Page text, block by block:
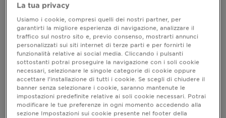
Capelli biondi: tonalità
Il mondo del biondo è incredibilmente vasto e offre
una gamma di tonalità che possono adattarsi a
qualsiasi tipo di carnagione e personalità. Tra le
tonalità più classiche troviamo il biondo
chiarissimo, una scelta audace e luminosa con
riflessi quasi bianchi che si adatta perfettamente a
chi ha un sottotono di pelle freddo e vuole un look
La tua privacy
Usiamo i cookie, compresi quelli dei nostri partner, per
garantirti la migliore esperienza di navigazione, analizzare il
traffico sul nostro sito e, previo consenso, mostrarti annunci
personalizzati sui siti internet di terze parti e per fornirti le
funzionalità relative ai social media. Cliccando i pulsanti
sottostanti potrai proseguire la navigazione con i soli cookie
necessari, selezionare le singole categorie di cookie oppure
accettare l’installazione di tutti i cookie. Se scegli di chiudere il
banner senza selezionare i cookie, saranno mantenute le
impostazioni predefinite relative ai soli cookie necessari. Potrai
modificare le tue preferenze in ogni momento accedendo alla
sezione Impostazioni sui cookie presente nel footer della